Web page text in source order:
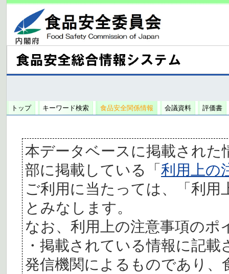
トップ キーワード検索 食品安全関係情報 会議資料 評価書
本データベースに掲載された
部に掲載している「利用上の
ご利用に当たっては、「利
とみなします。
なお、利用上の注意事項の
・掲載されている情報に記
発信機関によるものであり、